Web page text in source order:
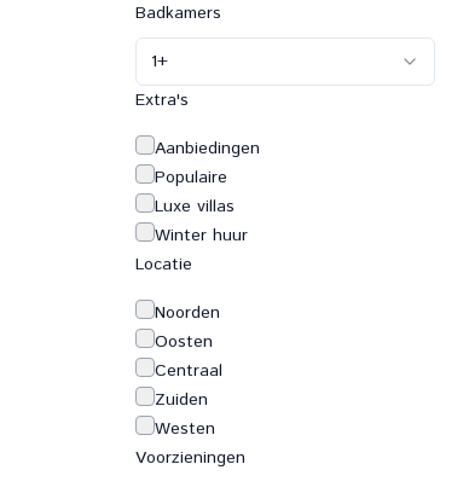
Badkamers
1+
Extra's
Aanbiedingen
Populaire
Luxe villas
Winter huur
Locatie
Noorden
Oosten
Centraal
Zuiden
Westen
Voorzieningen